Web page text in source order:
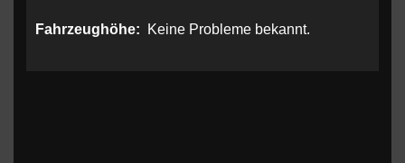
Fahrzeughöhe: Keine Probleme bekannt.